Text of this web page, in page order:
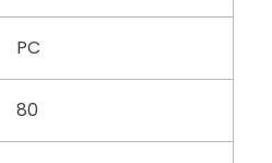
PC
80